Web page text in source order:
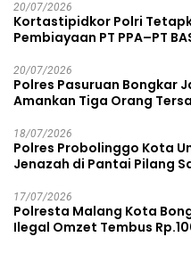
20/07/2026
Kortastipidkor Polri
Pembiayaan PT PPA–PT
20/07/2026
Polres Pasuruan Bongkar
Amankan Tiga Orang
18/07/2026
Polres Probolinggo Kota
Jenazah di Pantai Pilang
17/07/2026
Polresta Malang Kota
Ilegal Omzet Tembus